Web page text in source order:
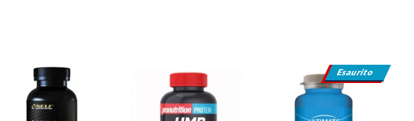
aumentare la massa corporea, evitando la
all’azione del fosfolipide fosfatidilserina) ,
L’abbinamento degli anticatabolici con
miglioramento delle prestazioni sportive,
della fatica.
Corticut 120 cps Corti Stop 60 cps
Esaurito